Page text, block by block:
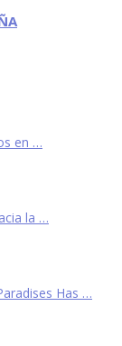
en …
la …
Has …